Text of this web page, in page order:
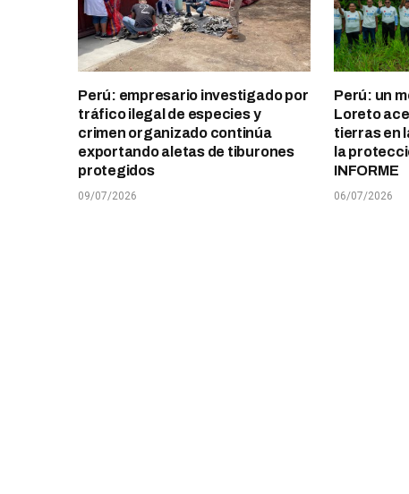
Perú: empresario investigado por
tráfico ilegal de especies y
crimen organizado continúa
exportando aletas de tiburones
protegidos
09/07/2026
Perú: un
Loreto
tierras en
la
INFORME
06/07/2026